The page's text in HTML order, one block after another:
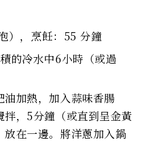
），烹飪：55 分鐘
的冷水中6小時（或過
加熱，加入蒜味香腸
拌，5分鐘（或直到呈金黃
在一邊。將洋蔥加入鍋